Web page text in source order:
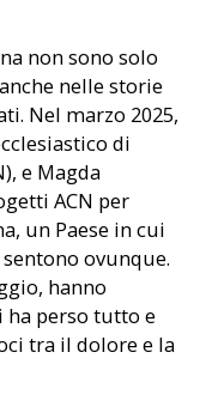
non sono solo
nelle storie
Nel marzo 2025,
di
e Magda
ACN per
un Paese in cui
ovunque.
hanno
perso tutto e
tra il dolore e la